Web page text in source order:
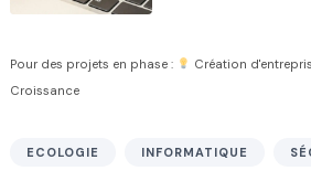
Pour des projets en phase : Création
Croissance
ECOLOGIE INFORMATIQUE